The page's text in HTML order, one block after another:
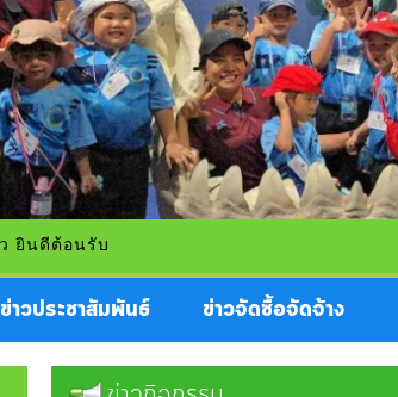
ข่าวประชาสัมพันธ์ ข่าวจัดซื้อจัดจ้าง